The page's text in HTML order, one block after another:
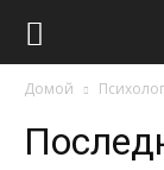
Домой